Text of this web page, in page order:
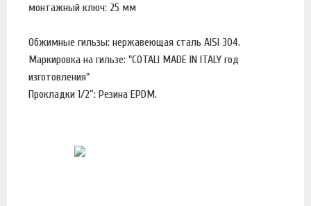
монтажный ключ: 25 мм
Обжимные гильзы: нержавеющая сталь AISI 304.
Маркировка на гильзе: "COTALI MADE IN ITALY год
изготовления"
Прокладки 1/2”: Резина EPDM.